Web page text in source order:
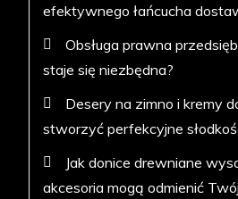
efektywnego łańcucha
Obsługa prawna
staje się niezbędna?
Desery na zimno i kremy
stworzyć perfekcyjne
Jak donice drewniane
akcesoria mogą odmienić